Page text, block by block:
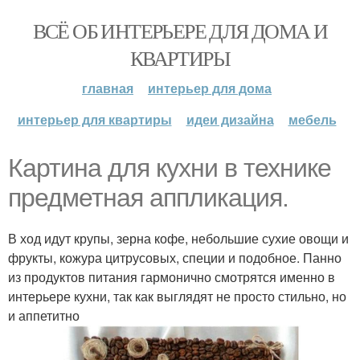
ВСЁ ОБ ИНТЕРЬЕРЕ ДЛЯ ДОМА И
КВАРТИРЫ
главная
интерьер для дома
интерьер для квартиры
идеи дизайна мебель
Картина для кухни в технике
предметная аппликация.
В ход идут крупы, зерна кофе, небольшие сухие овощи и
фрукты, кожура цитрусовых, специи и подобное. Панно
из продуктов питания гармонично смотрятся именно в
интерьере кухни, так как выглядят не просто стильно, но
и аппетитно